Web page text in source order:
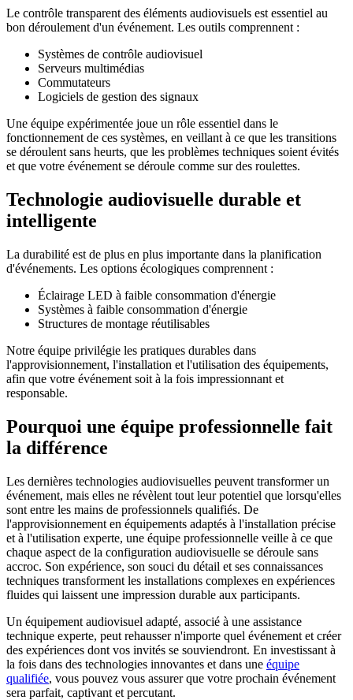
Le contrôle transparent des éléments audiovisuels est essentiel au
bon déroulement d'un événement. Les outils comprennent :
Systèmes de contrôle audiovisuel
Serveurs multimédias
Commutateurs
Logiciels de gestion des signaux
Une équipe expérimentée joue un rôle essentiel dans le
fonctionnement de ces systèmes, en veillant à ce que les transitions
se déroulent sans heurts, que les problèmes techniques soient évités
et que votre événement se déroule comme sur des roulettes.
Technologie audiovisuelle durable et
intelligente
La durabilité est de plus en plus importante dans la planification
d'événements. Les options écologiques comprennent :
Éclairage LED à faible consommation d'énergie
Systèmes à faible consommation d'énergie
Structures de montage réutilisables
Notre équipe privilégie les pratiques durables dans
l'approvisionnement, l'installation et l'utilisation des équipements,
afin que votre événement soit à la fois impressionnant et
responsable.
Pourquoi une équipe professionnelle fait
la différence
Les dernières technologies audiovisuelles peuvent transformer un
événement, mais elles ne révèlent tout leur potentiel que lorsqu'elles
sont entre les mains de professionnels qualifiés. De
l'approvisionnement en équipements adaptés à l'installation précise
et à l'utilisation experte, une équipe professionnelle veille à ce que
chaque aspect de la configuration audiovisuelle se déroule sans
accroc. Son expérience, son souci du détail et ses connaissances
techniques transforment les installations complexes en expériences
fluides qui laissent une impression durable aux participants.
Un équipement audiovisuel adapté, associé à une assistance
technique experte, peut rehausser n'importe quel événement et créer
des expériences dont vos invités se souviendront. En investissant à
la fois dans des technologies innovantes et dans une équipe
qualifiée, vous pouvez vous assurer que votre prochain événement
sera parfait, captivant et percutant.